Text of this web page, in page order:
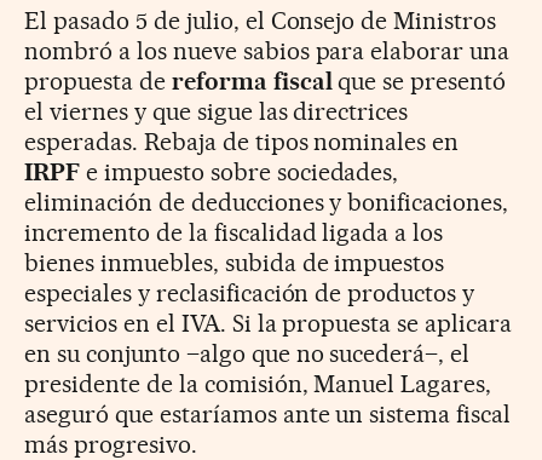
El pasado 5 de julio, el Consejo de Ministros
nombró a los nueve sabios para elaborar una
propuesta de reforma fiscalque se presentó
el viernes y que sigue las directrices
esperadas. Rebaja de tipos nominales en
IRPFe impuesto sobre sociedades,
eliminación de deducciones y bonificaciones,
incremento de la fiscalidad ligada a los
bienes inmuebles, subida de impuestos
especiales y reclasificación de productos y
servicios en el IVA. Si la propuesta se aplicara
en su conjunto –algo que no sucederá–, el
presidente de la comisión, Manuel Lagares,
aseguró que estaríamos ante un sistema fiscal
más progresivo.